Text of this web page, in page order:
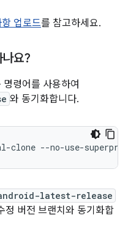
업로드를 참고하세요.
요?
령어를 사용하여
와 동기화합니다.
clone --no-use-
latest-release
정 버전 브랜치와 동기화합